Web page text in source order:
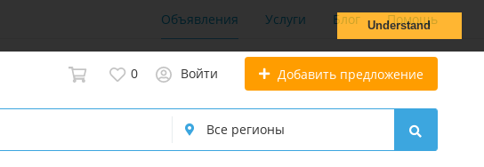
Understand
Объявления Услуги Блог Помощь
0 Войти Добавить предложение